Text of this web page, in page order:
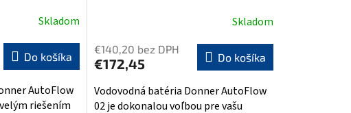
Skladom
Do košíka
AutoFlow
riešením
produktu
je
5,0
z
Skladom
€140,20 bez DPH
€172,45 Do košíka
Vodovodná batéria Donner AutoFlow
02 je dokonalou voľbou pre vašu